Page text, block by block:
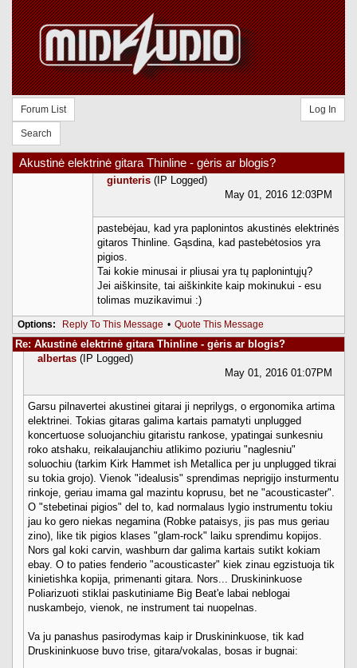
Forum List
Search
Log In
Akustinė elektrinė gitara Thinline - gėris ar blogis?
giunteris (IP Logged)
May 01, 2016 12:03PM
pastebėjau, kad yra paplonintos akustinės elektrinės
gitaros Thinline. Gąsdina, kad pastebėtosios yra
pigios.
Tai kokie minusai ir pliusai yra tų paplonintųjų?
Jei aiškinsite, tai aiškinkite kaip mokinukui - esu
tolimas muzikavimui :)
Options: Reply To This Message • Quote This Message
Re: Akustinė elektrinė gitara Thinline - gėris ar blogis?
albertas (IP Logged)
May 01, 2016 01:07PM
Garsu pilnavertei akustinei gitarai ji neprilygs, o ergonomika artima
elektrinei. Tokias gitaras galima kartais pamatyti unplugged
koncertuose soluojanchiu gitaristu rankose, ypatingai sunkesniu
roko atshaku, reikalaujanchiu atlikimo poziuriu "naglesniu"
soluochiu (tarkim Kirk Hammet ish Metallica per ju unplugged tikrai
su tokia grojo). Vienok "idealusis" sprendimas neprigijo insturmentu
rinkoje, geriau imama gal mazintu koprusu, bet ne "acousticaster".
O "stebetinai pigios" del to, kad normalaus lygio instrumentu tokiu
jau ko gero niekas negamina (Robke pataisys, jis pas mus geriau
zino), like tik pigios klases "glam-rock" laiku sprendimu kopijos.
Nors gal koki carvin, washburn dar galima kartais sutikt kokiam
ebay. O to paties fenderio "acousticaster" kiek zinau egzistuoja tik
kinietishka kopija, primenanti gitara. Nors... Druskininkuose
Poliarizuoti stiklai paskutiniame Big Beat'e labai neblogai
nuskambejo, vienok, ne instrument tai nuopelnas.
Va ju panashus pasirodymas kaip ir Druskininkuose, tik kad
Druskininkuose buvo trise, gitara/vokalas, bosas ir bugnai: